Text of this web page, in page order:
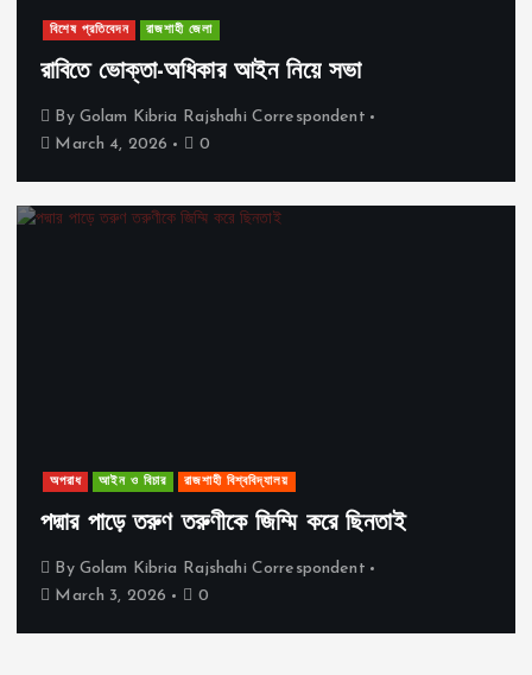
বিশেষ প্রতিবেদন রাজশাহী জেলা
রাবিতে ভোক্তা-অধিকার আইন নিয়ে সভা
By Golam Kibria Rajshahi Correspondent
March 4, 2026
0
অপরাধ আইন ও বিচার রাজশাহী বিশ্ববিদ্যালয়
পদ্মার পাড়ে তরুণ তরুণীকে জিম্মি করে ছিনতাই
By Golam Kibria Rajshahi Correspondent
March 3, 2026
0